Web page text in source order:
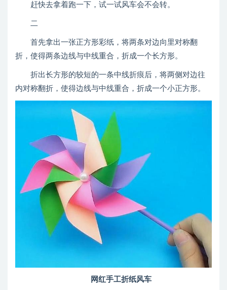
赶快去拿着跑一下，试一试风车会不会转。
二
首先拿出一张正方形彩纸，将两条对边向里对称翻
折，使得两条边线与中线重合，折成一个长方形。
折出长方形的较短的一条中线折痕后，将两侧对边往
内对称翻折，使得边线与中线重合，折成一个小正方形。
网红手工折纸风车